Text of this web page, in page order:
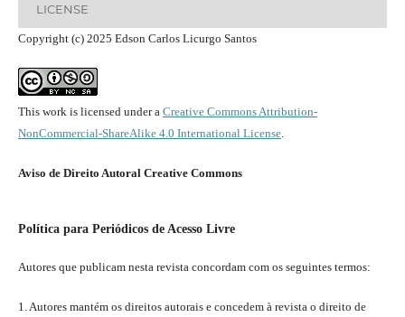
LICENSE
Copyright (c) 2025 Edson Carlos Licurgo Santos
This work is licensed under a Creative Commons Attribution-
NonCommercial-ShareAlike 4.0 International License.
Aviso de Direito Autoral Creative Commons
Política para Periódicos de Acesso Livre
Autores que publicam nesta revista concordam com os seguintes termos:
1. Autores mantém os direitos autorais e concedem à revista o direito de